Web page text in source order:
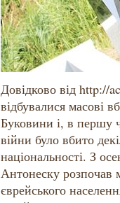
Довідково від http://
відбувалися масові
Буковини і, в першу
війни було вбито
національності. З
Антонеску розпочав
єврейського